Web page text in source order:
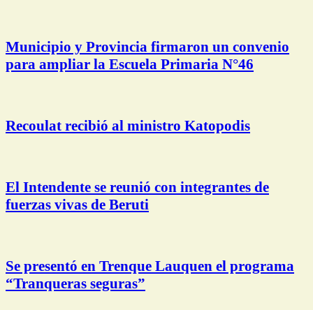
Municipio y Provincia firmaron un convenio
para ampliar la Escuela Primaria N°46
Recoulat recibió al ministro Katopodis
El Intendente se reunió con integrantes de
fuerzas vivas de Beruti
Se presentó en Trenque Lauquen el programa
“Tranqueras seguras”